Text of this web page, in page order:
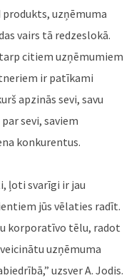
uzņēmuma
vairs tā redzeslokā.
citiem uzņēmumiem
ir patīkami
apzinās sevi, savu
sevi, saviem
konkurentus.
ļoti svarīgi ir jau
jūs vēlaties radīt.
korporatīvo tēlu, radot
uzņēmuma
uzsver A. Jodis.